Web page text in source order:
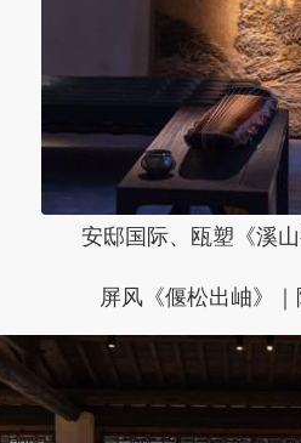
安邸国际、瓯塑《溪
屏风《偃松出岫》